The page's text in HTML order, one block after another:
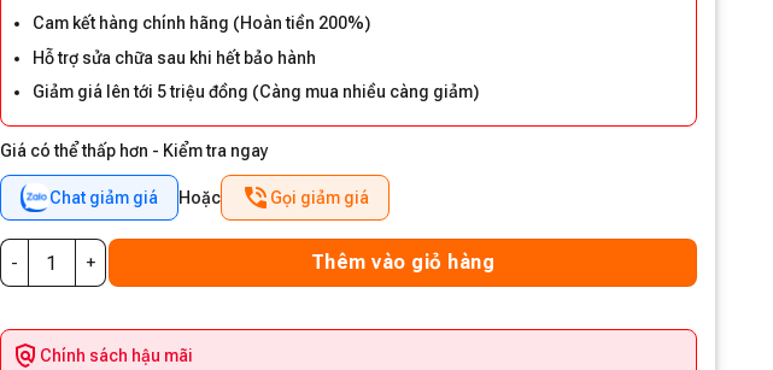
Cam kết hàng chính hãng (Hoàn tiền 200%)
Hỗ trợ sửa chữa sau khi hết bảo hành
Giảm giá lên tới 5 triệu đồng (Càng mua nhiều càng giảm)
Giá có thể thấp hơn - Kiểm tra ngay
Chat giảm giá Hoặc Gọi giảm giá
Thêm vào giỏ hàng
Chính sách hậu mãi